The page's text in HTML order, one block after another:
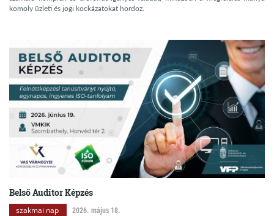
komoly üzleti és jogi kockázatokat hordoz.
Belső Auditor Képzés
szakmai nap 2026. május 18.